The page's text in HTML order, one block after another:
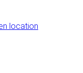
location